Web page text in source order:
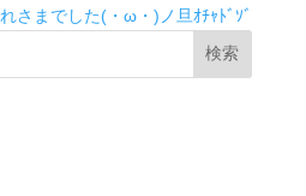
さまでした(・ω・)ノ旦ｵﾁｬﾄﾞｿﾞ
検索